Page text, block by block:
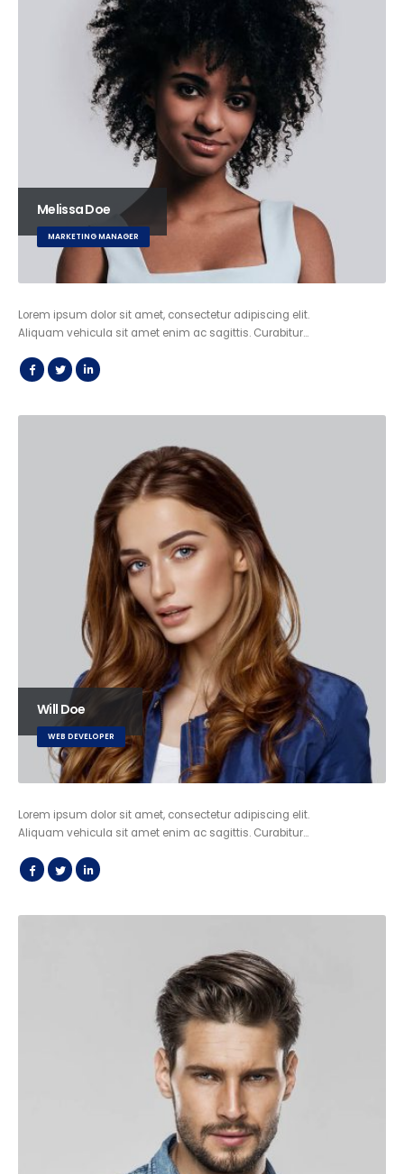
Melissa Doe
MARKETING MANAGER
Lorem ipsum dolor sit amet, consectetur adipiscing elit.
Aliquam vehicula sit amet enim ac sagittis. Curabitur…
Will Doe
WEB DEVELOPER
Lorem ipsum dolor sit amet, consectetur adipiscing elit.
Aliquam vehicula sit amet enim ac sagittis. Curabitur…